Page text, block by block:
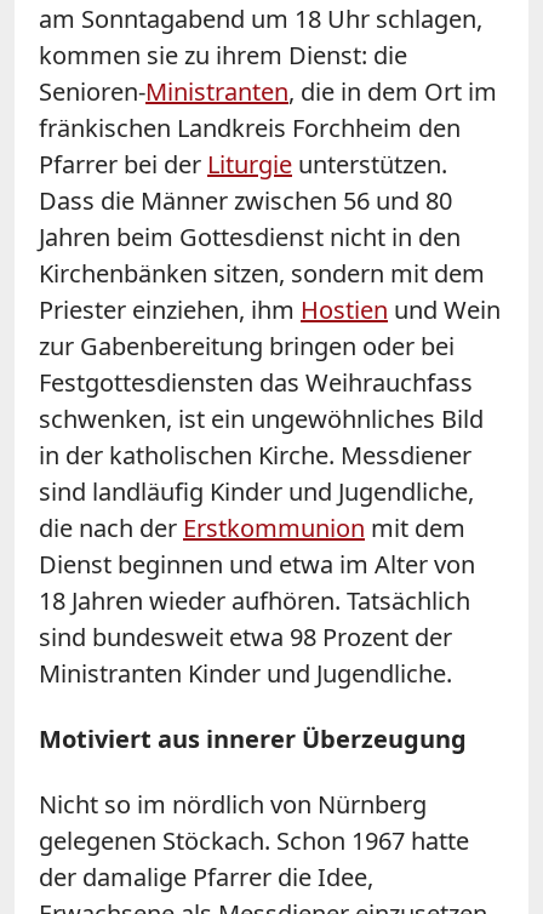
am Sonntagabend um 18 Uhr schlagen,
kommen sie zu ihrem Dienst: die
Senioren-Ministranten, die in dem Ort im
fränkischen Landkreis Forchheim den
Pfarrer bei der Liturgie unterstützen.
Dass die Männer zwischen 56 und 80
Jahren beim Gottesdienst nicht in den
Kirchenbänken sitzen, sondern mit dem
Priester einziehen, ihm Hostien und Wein
zur Gabenbereitung bringen oder bei
Festgottesdiensten das Weihrauchfass
schwenken, ist ein ungewöhnliches Bild
in der katholischen Kirche. Messdiener
sind landläufig Kinder und Jugendliche,
die nach der Erstkommunion mit dem
Dienst beginnen und etwa im Alter von
18 Jahren wieder aufhören. Tatsächlich
sind bundesweit etwa 98 Prozent der
Ministranten Kinder und Jugendliche.
Motiviert aus innerer Überzeugung
Nicht so im nördlich von Nürnberg
gelegenen Stöckach. Schon 1967 hatte
der damalige Pfarrer die Idee,